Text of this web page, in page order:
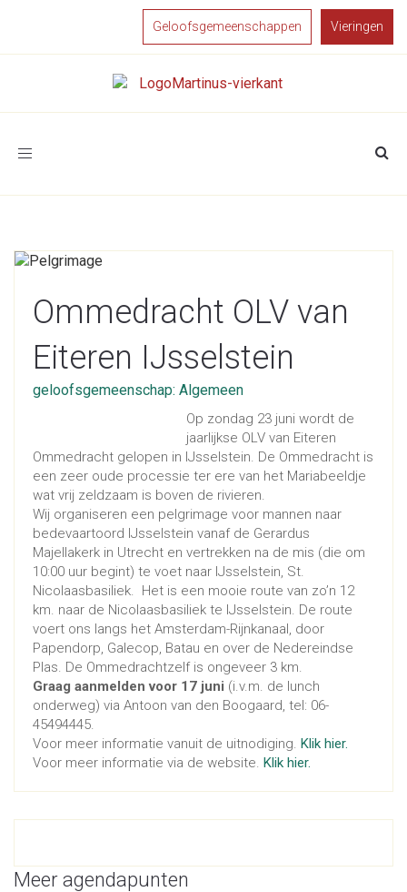
Geloofsgemeenschappen Vieringen
Toggle
Ommedracht OLV van
Eiteren IJsselstein
geloofsgemeenschap: Algemeen
Op zondag 23 juni wordt de
jaarlijkse OLV van Eiteren
Ommedracht gelopen in IJsselstein. De Ommedracht is
een zeer oude processie ter ere van het Mariabeeldje
wat vrij zeldzaam is boven de rivieren.
Wij organiseren een pelgrimage voor mannen naar
bedevaartoord IJsselstein vanaf de Gerardus
Majellakerk in Utrecht en vertrekken na de mis (die om
10:00 uur begint) te voet naar IJsselstein, St.
Nicolaasbasiliek. Het is een mooie route van zo’n 12
km. naar de Nicolaasbasiliek te IJsselstein. De route
voert ons langs het Amsterdam-Rijnkanaal, door
Papendorp, Galecop, Batau en over de Nedereindse
Plas. De Ommedrachtzelf is ongeveer 3 km.
Graag aanmelden voor 17 juni (i.v.m. de lunch
onderweg) via Antoon van den Boogaard, tel: 06-
45494445.
Voor meer informatie vanuit de uitnodiging. Klik hier.
Voor meer informatie via de website. Klik hier.
Meer agendapunten